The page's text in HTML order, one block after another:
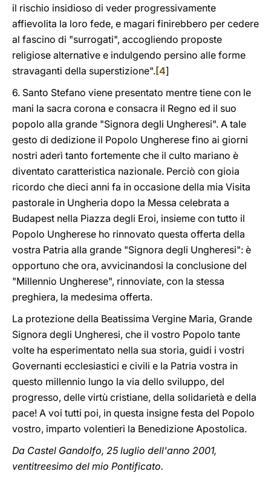
il rischio insidioso di veder progressivamente
affievolita la loro fede, e magari finirebbero per cedere
al fascino di "surrogati", accogliendo proposte
religiose alternative e indulgendo persino alle forme
stravaganti della superstizione".[4]
6. Santo Stefano viene presentato mentre tiene con le
mani la sacra corona e consacra il Regno ed il suo
popolo alla grande "Signora degli Ungheresi". A tale
gesto di dedizione il Popolo Ungherese fino ai giorni
nostri aderì tanto fortemente che il culto mariano è
diventato caratteristica nazionale. Perciò con gioia
ricordo che dieci anni fa in occasione della mia Visita
pastorale in Ungheria dopo la Messa celebrata a
Budapest nella Piazza degli Eroi, insieme con tutto il
Popolo Ungherese ho rinnovato questa offerta della
vostra Patria alla grande "Signora degli Ungheresi": è
opportuno che ora, avvicinandosi la conclusione del
"Millennio Ungherese", rinnoviate, con la stessa
preghiera, la medesima offerta.
La protezione della Beatissima Vergine Maria, Grande
Signora degli Ungheresi, che il vostro Popolo tante
volte ha esperimentato nella sua storia, guidi i vostri
Governanti ecclesiastici e civili e la Patria vostra in
questo millennio lungo la via dello sviluppo, del
progresso, delle virtù cristiane, della solidarietà e della
pace! A voi tutti poi, in questa insigne festa del Popolo
vostro, imparto volentieri la Benedizione Apostolica.
Da Castel Gandolfo, 25 luglio dell'anno 2001,
ventitreesimo del mio Pontificato.